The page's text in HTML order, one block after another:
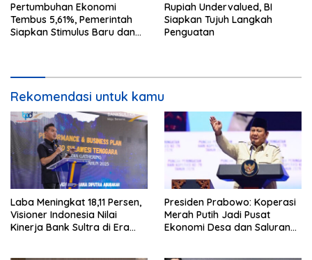
Pertumbuhan Ekonomi
Tembus 5,61%, Pemerintah
Siapkan Stimulus Baru dan
Rupiah Undervalued, BI
Siapkan Tujuh Langkah
Penguatan
Rekomendasi untuk kamu
Laba Meningkat 18,11 Persen,
Visioner Indonesia Nilai
Kinerja Bank Sultra di Era
Presiden Prabowo: Koperasi
Merah Putih Jadi Pusat
Ekonomi Desa dan Saluran